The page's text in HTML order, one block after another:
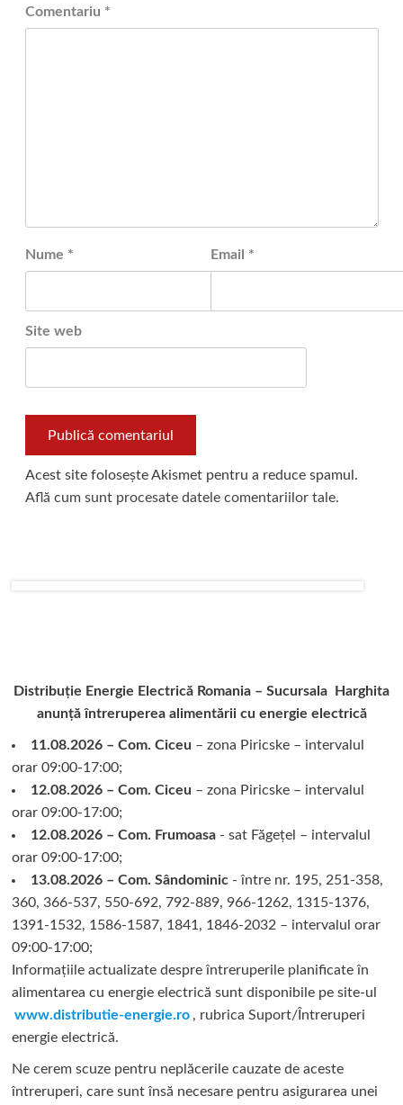
Comentariu *
Nume * Email *
Site web
Acest site folosește Akismet pentru a reduce spamul.
Află cum sunt procesate datele comentariilor tale.
Distribuție Energie Electrică Romania – Sucursala Harghita
anunță întreruperea alimentării cu energie electrică
11.08.2026 – Com. Ciceu – zona Piricske – intervalul
orar 09:00-17:00;
12.08.2026 – Com. Ciceu – zona Piricske – intervalul
orar 09:00-17:00;
12.08.2026 – Com. Frumoasa- sat Făgețel – intervalul
orar 09:00-17:00;
13.08.2026 – Com. Sândominic- între nr. 195, 251-358,
360, 366-537, 550-692, 792-889, 966-1262, 1315-1376,
1391-1532, 1586-1587, 1841, 1846-2032 – intervalul orar
09:00-17:00;
Informațiile actualizate despre întreruperile planificate în
alimentarea cu energie electrică sunt disponibile pe site-ul
www.distributie-energie.ro , rubrica Suport/Întreruperi
energie electrică.
Ne cerem scuze pentru neplăcerile cauzate de aceste
întreruperi, care sunt însă necesare pentru asigurarea unei